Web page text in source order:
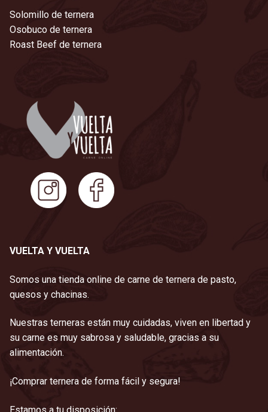
Solomillo de ternera
Osobuco de ternera
Roast Beef de ternera
VUELTA Y VUELTA
Somos una tienda online de carne de ternera de pasto,
quesos y chacinas.
Nuestras terneras están muy cuidadas, viven en libertad y
su carne es muy sabrosa y saludable, gracias a su
alimentación.
¡Comprar ternera de forma fácil y segura!
Estamos a tu disposición: